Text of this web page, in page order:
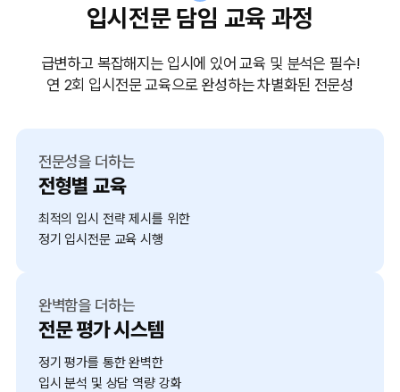
입시전문 담임 교육 과정
급변하고 복잡해지는 입시에 있어 교육 및 분석은 필수!
연 2회 입시전문 교육으로 완성하는 차별화된 전문성
전문성을 더하는
전형별 교육
최적의 입시 전략 제시를 위한
정기 입시전문 교육 시행
완벽함을 더하는
전문 평가 시스템
정기 평가를 통한 완벽한
입시 분석 및 상담 역량 강화